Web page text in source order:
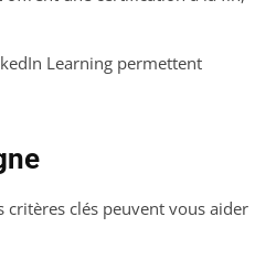
Learning permettent
clés peuvent vous aider